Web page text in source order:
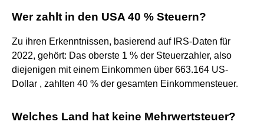
Wer zahlt in den USA 40 % Steuern?
Zu ihren Erkenntnissen, basierend auf IRS-Daten für
2022, gehört: Das oberste 1 % der Steuerzahler, also
diejenigen mit einem Einkommen über 663.164 US-
Dollar , zahlten 40 % der gesamten Einkommensteuer.
Welches Land hat keine Mehrwertsteuer?